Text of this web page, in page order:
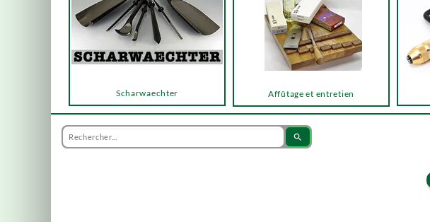
Scharwaechter Affûtage et entretien
search